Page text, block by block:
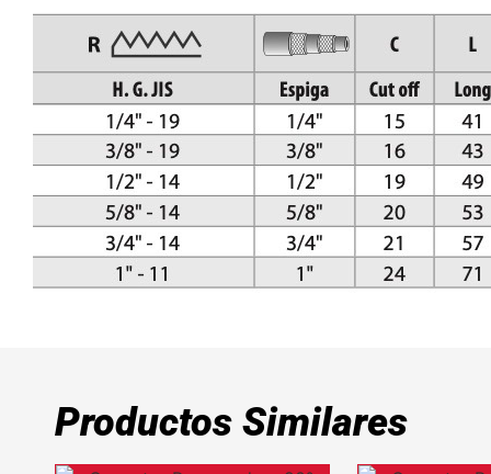
Productos Similares